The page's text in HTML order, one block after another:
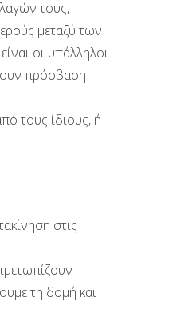
τους,
μεταξύ των
οι υπάλληλοι
πρόσβαση
τους ίδιους, ή
στις
τη δομή και